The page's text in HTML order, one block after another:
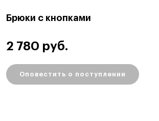
Брюки с кнопками
2 780 руб.
Оповестить о поступлении